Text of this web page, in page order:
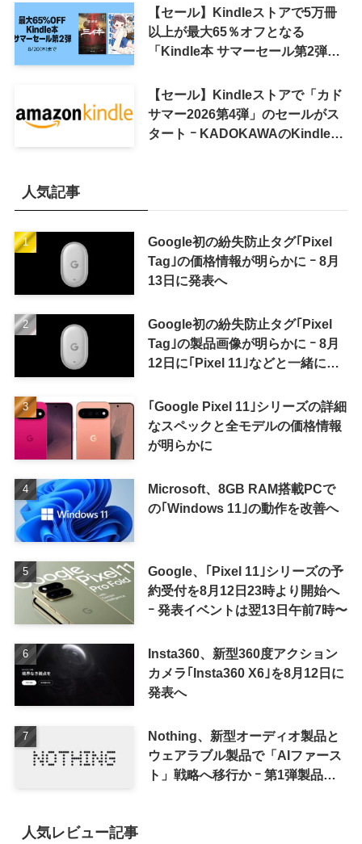
【セール】Kindleストアで5万冊
以上が最大65％オフとなる
「Kindle本 サマーセール第2弾」
【セール】Kindleストアで「カド
サマー2026第4弾」のセールがス
タート ｰ KADOKAWAのKindle本
人気記事
Google初の紛失防止タグ｢Pixel
Tag｣の価格情報が明らかに ｰ 8月
13日に発表へ
Google初の紛失防止タグ｢Pixel
Tag｣の製品画像が明らかに ｰ 8月
12日に｢Pixel 11｣などと一緒に発
｢Google Pixel 11｣シリーズの詳細
なスペックと全モデルの価格情報
が明らかに
Microsoft、8GB RAM搭載PCで
の｢Windows 11｣の動作を改善へ
Google、｢Pixel 11｣シリーズの予
約受付を8月12日23時より開始へ
ｰ 発表イベントは翌13日午前7時〜
Insta360、新型360度アクション
カメラ｢Insta360 X6｣を8月12日に
発表へ
Nothing、新型オーディオ製品と
ウェアラブル製品で「AIファース
ト」戦略へ移行か ｰ 第1弾製品は
人気レビュー記事